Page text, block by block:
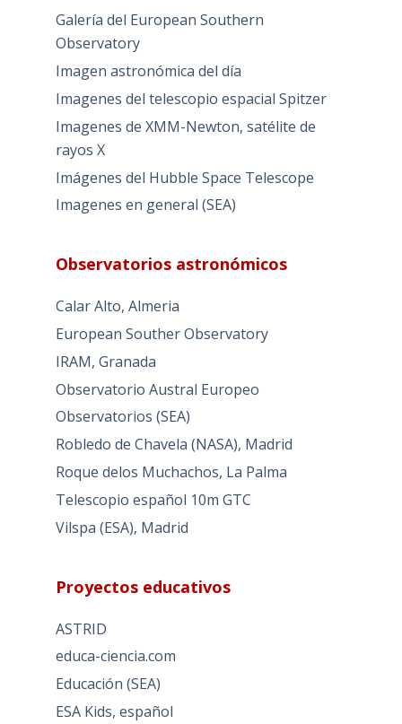
Galería del European Southern
Observatory
Imagen astronómica del día
Imagenes del telescopio espacial Spitzer
Imagenes de XMM-Newton, satélite de
rayos X
Imágenes del Hubble Space Telescope
Imagenes en general (SEA)
Observatorios astronómicos
Calar Alto, Almeria
European Souther Observatory
IRAM, Granada
Observatorio Austral Europeo
Observatorios (SEA)
Robledo de Chavela (NASA), Madrid
Roque delos Muchachos, La Palma
Telescopio español 10m GTC
Vilspa (ESA), Madrid
Proyectos educativos
ASTRID
educa-ciencia.com
Educación (SEA)
ESA Kids, español